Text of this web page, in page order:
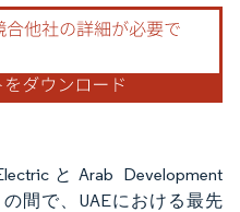
BY 4.0の表示が必要です。
とArab Development
の間で、UAEにおける最先